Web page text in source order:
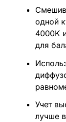
одной
4000K
для
Учет
лучше